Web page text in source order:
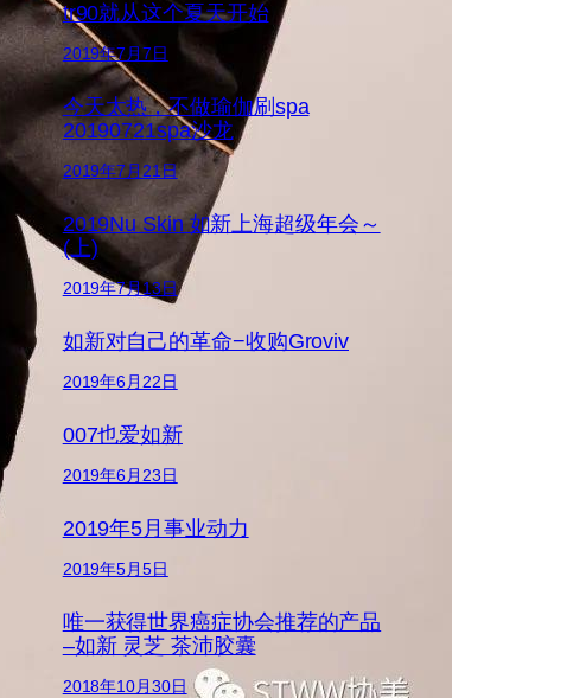
tr90就从这个夏天开始
2019年7月7日
今天太热，不做瑜伽刷spa
20190721spa沙龙
2019年7月21日
2019Nu Skin 如新上海超级年会～
(上)
2019年7月13日
如新对自己的革命−收购Groviv
2019年6月22日
007也爱如新
2019年6月23日
2019年5月事业动力
2019年5月5日
唯一获得世界癌症协会推荐的产品
–如新 灵芝 茶沛胶囊
2018年10月30日